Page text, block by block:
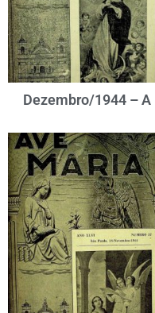
Dezembro/1944 – A